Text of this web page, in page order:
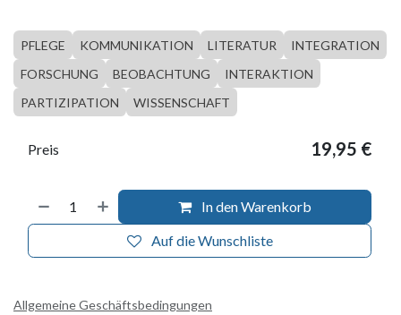
PFLEGE KOMMUNIKATION LITERATUR
INTEGRATION
FORSCHUNG
BEOBACHTUNG
INTERAKTION
PARTIZIPATION
WISSENSCHAFT
In den Warenkorb
Auf die Wunschliste
Preis 19,95 €
Allgemeine Geschäftsbedingungen